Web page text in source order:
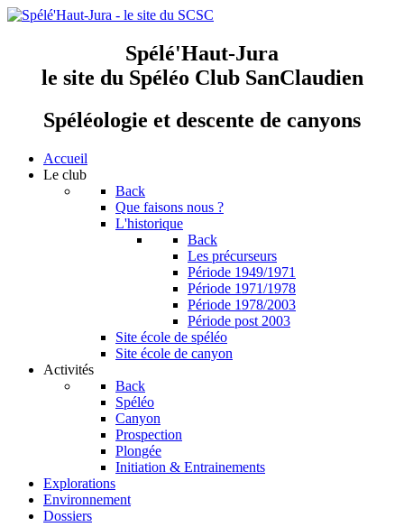
Spélé'Haut-Jura
le site du Spéléo Club SanClaudien
Spéléologie et descente de canyons
Accueil
Le club
Back
Que faisons nous ?
L'historique
Back
Les précurseurs
Période 1949/1971
Période 1971/1978
Période 1978/2003
Période post 2003
Site école de spéléo
Site école de canyon
Activités
Back
Spéléo
Canyon
Prospection
Plongée
Initiation & Entrainements
Explorations
Environnement
Dossiers